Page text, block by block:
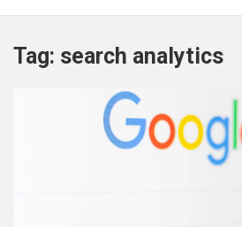
Kapolda Sumsel Tekankan
Satpol PP Bandung Tertibkan
Polisi Bongkar Dugaan
Puluhan Gram Narkotika Disita
Kurir Ganja Ditangkap,
Tag: search analytics